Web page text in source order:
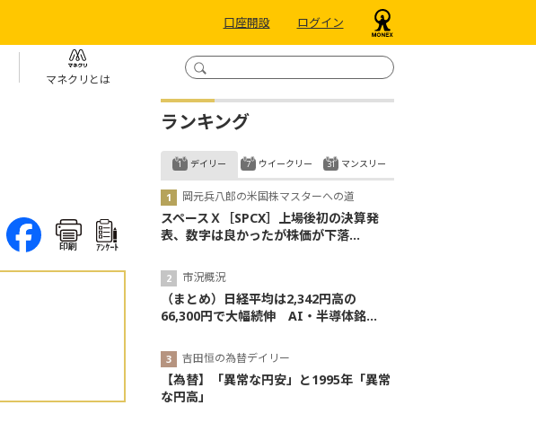
口座開設 ログイン
マネクリとは
印刷 ｱﾝｹｰﾄ
ランキング
デイリー
岡元兵八郎の米国株マスターへの道
スペースＸ［SPCX］上場後初の決算発
表、数字は良かったが株価が下落...
市況概況
（まとめ）日経平均は2,342円高の
66,300円で大幅続伸 AI・半導体銘...
吉田恒の為替デイリー
【為替】「異常な円安」と1995年「異常
な円高」
ウイークリー マンスリー